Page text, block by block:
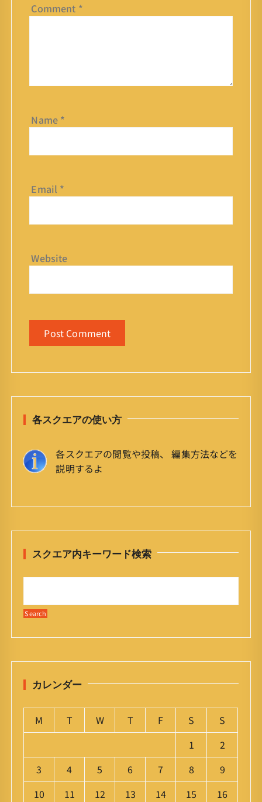
Comment *
Name *
Email *
Website
各スクエアの使い方
各スクエアの閲覧や投稿、 編集方法などを
説明するよ
スクエア内キーワード検索
カレンダー
M T W T F S
S
1
2
3
4 5 6 7 8
9
10
11 12 13 14 15
16